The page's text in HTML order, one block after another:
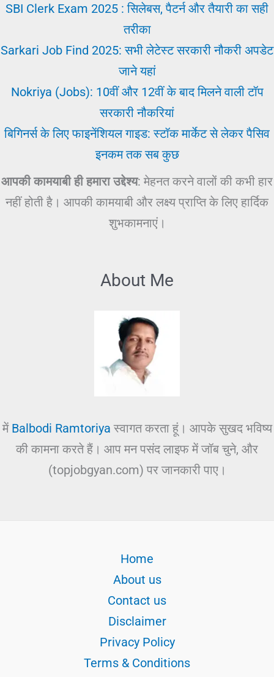
SBI Clerk Exam 2025 : सिलेबस, पैटर्न और तैयारी का सही
तरीका
Sarkari Job Find 2025: सभी लेटेस्ट सरकारी नौकरी अपडेट
जाने यहां
Nokriya (Jobs): 10वीं और 12वीं के बाद मिलने वाली टॉप
सरकारी नौकरियां
बिगिनर्स के लिए फाइनेंशियल गाइड: स्टॉक मार्केट से लेकर पैसिव
इनकम तक सब कुछ
आपकी कामयाबी ही हमारा उद्देश्य: मेहनत करने वालों की कभी हार
नहीं होती है। आपकी कामयाबी और लक्ष्य प्राप्ति के लिए हार्दिक
शुभकामनाएं।
About Me
में Balbodi Ramtoriya स्वागत करता हूं। आपके सुखद भविष्य
की कामना करते हैं। आप मन पसंद लाइफ में जॉब चुने, और
(topjobgyan.com) पर जानकारी पाए।
Home
About us
Contact us
Disclaimer
Privacy Policy
Terms & Conditions